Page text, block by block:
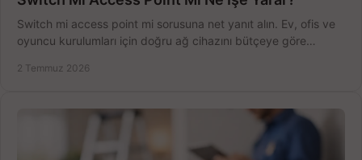
Switch mi access point mi sorusuna net yanıt alın. Ev, ofis ve
oyuncu kurulumları için doğru ağ cihazını bütçeye göre
2 Temmuz 2026